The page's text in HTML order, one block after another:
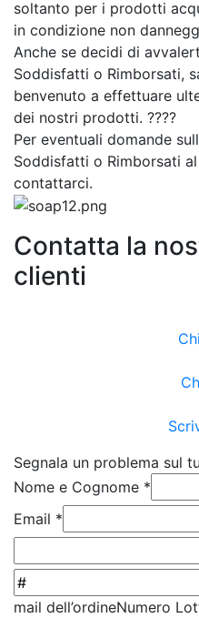
soltanto per i prodotti
in condizione non
Anche se decidi di
Soddisfatti o Rimborsati,
benvenuto a effettuare
dei nostri prodotti. ????
Per eventuali domande
Soddisfatti o Rimborsati
contattarci.
Contatta la
clienti
Segnala un problema sul
Nome e Cognome *
Email *
mail dell’ordineNumero